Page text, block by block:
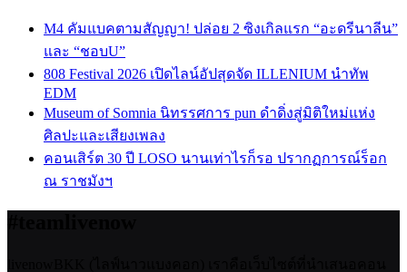
M4 คัมแบคตามสัญญา! ปล่อย 2 ซิงเกิลแรก “อะดรีนาลีน”
และ “ชอบU”
808 Festival 2026 เปิดไลน์อัปสุดจัด ILLENIUM นำทัพ
EDM
Museum of Somnia นิทรรศการ pun ดำดิ่งสู่มิติใหม่แห่ง
ศิลปะและเสียงเพลง
คอนเสิร์ต 30 ปี LOSO นานเท่าไรก็รอ ปรากฏการณ์ร็อก
ณ ราชมังฯ